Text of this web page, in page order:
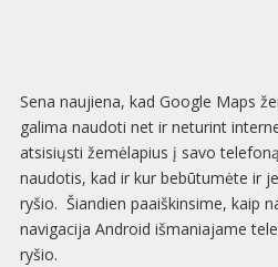
Sena naujiena, kad Google Maps
galima naudoti net ir neturint
atsisiųsti žemėlapius į savo
naudotis, kad ir kur bebūtumėte ir
ryšio. Šiandien paaiškinsime, kaip
navigacija Android išmaniajame
ryšio.